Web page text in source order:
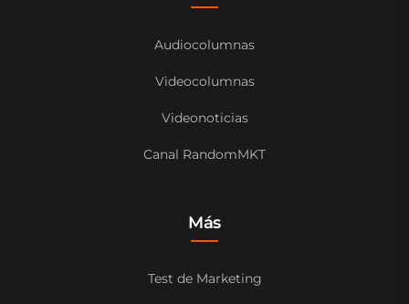
Audiocolumnas
Videocolumnas
Videonoticias
Canal RandomMKT
Más
Test de Marketing